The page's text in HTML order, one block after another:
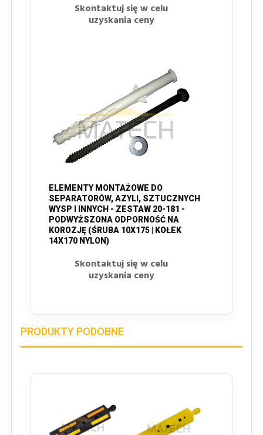
Skontaktuj się w celu
uzyskania ceny
ELEMENTY MONTAŻOWE DO
SEPARATORÓW, AZYLI, SZTUCZNYCH
WYSP I INNYCH - ZESTAW 20-181 -
PODWYŻSZONA ODPORNOŚĆ NA
KOROZJĘ (ŚRUBA 10X175 | KOŁEK
14X170 NYLON)
Skontaktuj się w celu
uzyskania ceny
PRODUKTY PODOBNE